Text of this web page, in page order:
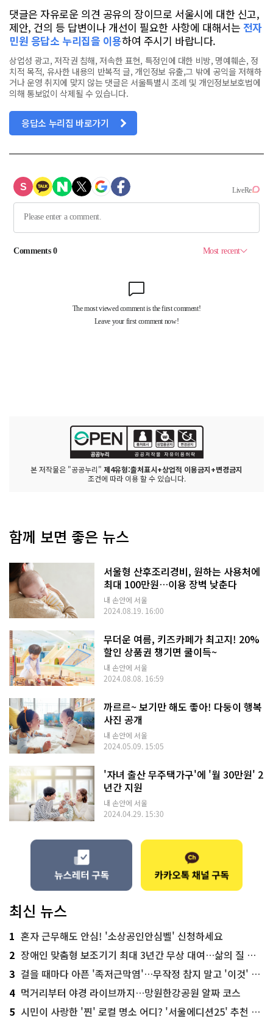
댓글은 자유로운 의견 공유의 장이므로 서울시에 대한 신고,
제안, 건의 등 답변이나 개선이 필요한 사항에 대해서는 전자
민원 응답소 누리집을 이용하여 주시기 바랍니다.
상업성 광고, 저작권 침해, 저속한 표현, 특정인에 대한 비방, 명예훼손, 정
치적 목적, 유사한 내용의 반복적 글, 개인정보 유출,그 밖에 공익을 저해하
거나 운영 취지에 맞지 않는 댓글은 서울특별시 조례 및 개인정보보호법에
의해 통보없이 삭제될 수 있습니다.
응답소 누리집 바로가기
본 저작물은 "공공누리" 제4유형:출처표시+상업적 이용금지+변경금지
조건에 따라 이용 할 수 있습니다.
함께 보면 좋은 뉴스
서울형 산후조리경비, 원하는 사용처에
최대 100만원…이용 장벽 낮춘다
내 손안에 서울
2024.08.19. 16:00
무더운 여름, 키즈카페가 최고지! 20%
할인 상품권 챙기면 쿨이득~
내 손안에 서울
2024.08.08. 16:59
까르르~ 보기만 해도 좋아! 다둥이 행복
사진 공개
내 손안에 서울
2024.05.09. 15:05
'자녀 출산 무주택가구'에 '월 30만원' 2
년간 지원
내 손안에 서울
2024.04.29. 15:30
최신 뉴스
1 혼자 근무해도 안심! '소상공인안심벨' 신청하세요
2 장애인 맞춤형 보조기기 최대 3년간 무상 대여…삶의 질 높인다
3 걸을 때마다 아픈 '족저근막염'…무작정 참지 말고 '이것' 해보세요!
4 먹거리부터 야경 라이브까지…망원한강공원 알짜 코스
5 시민이 사랑한 '찐' 로컬 명소 어디? '서울에디션25' 추천 코스